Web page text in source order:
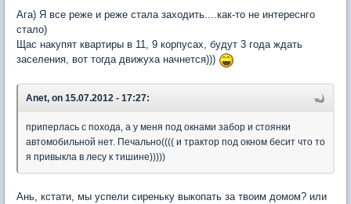
Ага) Я все реже и реже стала заходить....как-то не интереснго
стало)
Щас накупят квартиры в 11, 9 корпусах, будут 3 года ждать
заселения, вот тогда движуха начнется)))
Anet, on 15.07.2012 - 17:27:
приперлась с похода, а у меня под окнами забор и стоянки
автомобильной нет. Печально(((( и трактор под окном бесит что то
я привыкла в лесу к тишине)))))
Ань, кстати, мы успели сиреньку выкопать за твоим домом? или